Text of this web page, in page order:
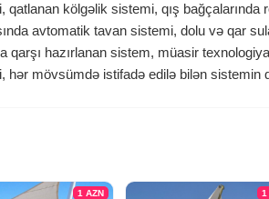
qatlanan kölgəlik sistemi, qış bağçalarında
avtomatik tavan sistemi, dolu və qar
qarşı hazırlanan sistem, müasir
hər mövsümdə istifadə edilə bilən sistemin
1 AZN 1